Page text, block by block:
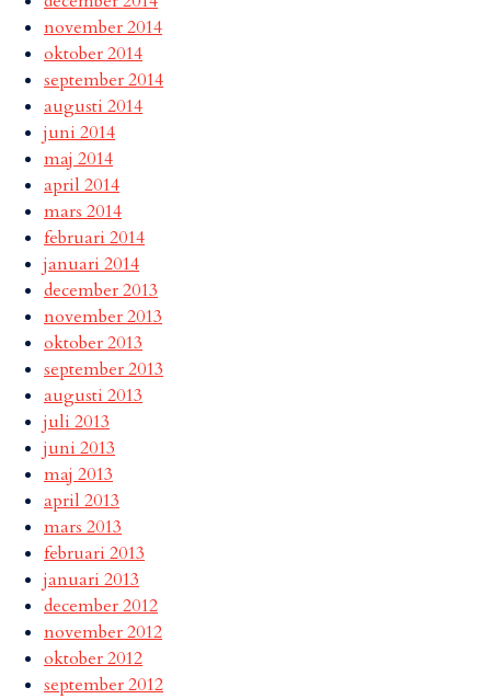
november 2014
oktober 2014
september 2014
augusti 2014
juni 2014
maj 2014
april 2014
mars 2014
februari 2014
januari 2014
december 2013
november 2013
oktober 2013
september 2013
augusti 2013
juli 2013
juni 2013
maj 2013
april 2013
mars 2013
februari 2013
januari 2013
december 2012
november 2012
oktober 2012
september 2012